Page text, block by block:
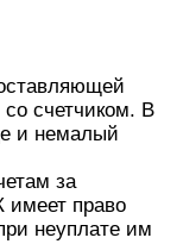
счетчиком. В
и немалый
за
имеет право
неуплате им